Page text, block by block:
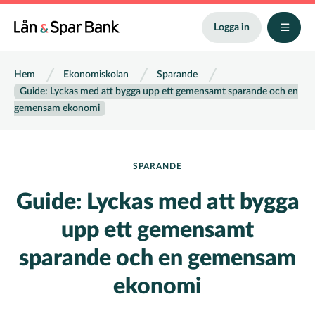
Hoppa
Logga in
Länkstig
Hem Ekonomiskolan
Sparande
Guide: Lyckas med att bygga upp ett gemensamt sparande och en
gemensam ekonomi
SPARANDE
Guide: Lyckas med att bygga
upp ett gemensamt
sparande och en gemensam
ekonomi